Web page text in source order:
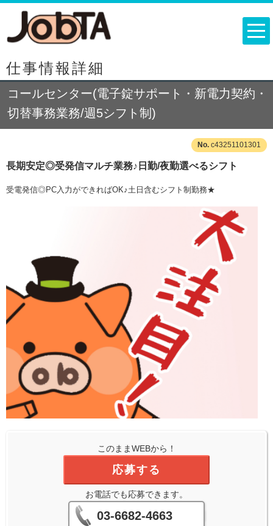
仕事情報詳細
コールセンター(電子錠サポート・新電力契約・
切替事務業務/週5シフト制)
c43251101301
長期安定◎受発信マルチ業務♪日勤/夜勤選べるシフト
受電発信◎PC入力ができればOK♪土日含むシフト制勤務★
このままWEBから！
応募する
お電話でも応募できます。
03-6682-4663